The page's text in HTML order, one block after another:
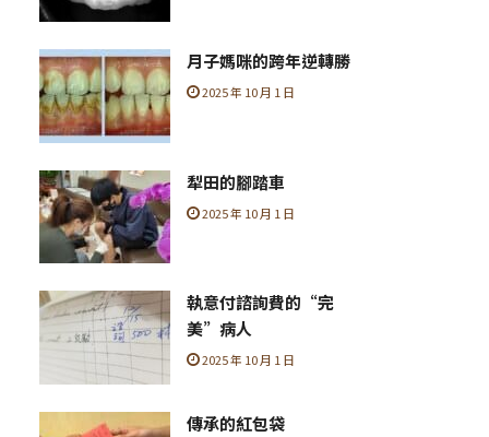
月子媽咪的跨年逆轉勝
2025 年 10 月 1 日
犁田的腳踏車
2025 年 10 月 1 日
執意付諮詢費的“完
美”病人
2025 年 10 月 1 日
傳承的紅包袋